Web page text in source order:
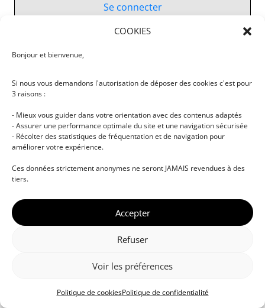
COOKIES
Bonjour et bienvenue,
Si nous vous demandons l'autorisation de déposer des cookies c'est pour
3 raisons :
- Mieux vous guider dans votre orientation avec des contenus adaptés
- Assurer une performance optimale du site et une navigation sécurisée
- Récolter des statistiques de fréquentation et de navigation pour
améliorer votre expérience.
Ces données strictement anonymes ne seront JAMAIS revendues à des
tiers.
Accepter
Refuser
Voir les préférences
Politique de cookiesPolitique de confidentialité
Se connecter
Vous n’avez pas de compte ?
musicale • Certifications professionnelles • Paris •